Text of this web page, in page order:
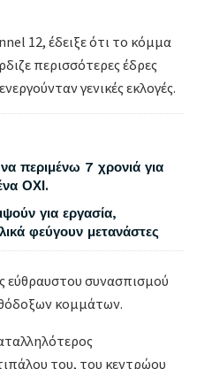
12, έδειξε ότι το κόμμα
περισσότερες έδρες
γενικές εκλογές.
περιμένω 7 χρονιά για
ΟΧΙ.
για εργασία,
φεύγουν μετανάστες
εύθραυστου συνασπισμού
κομμάτων.
του, του κεντρώου